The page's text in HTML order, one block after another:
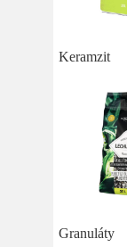
Keramzit
Granuláty